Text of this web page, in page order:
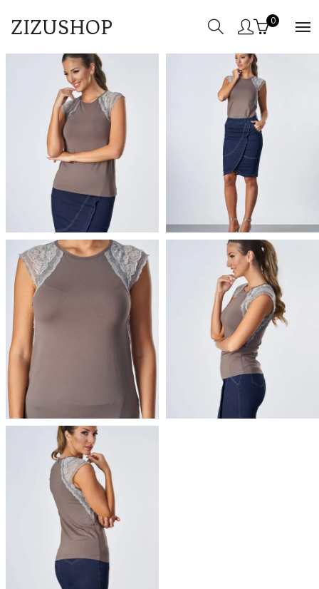
ZIZUSHOP 0